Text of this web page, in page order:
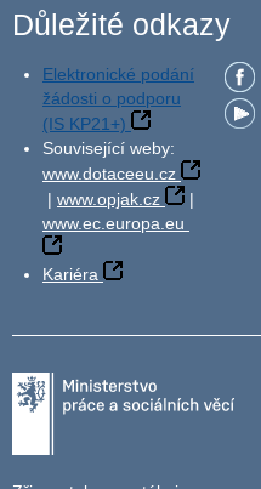
Důležité odkazy
Elektronické podání
žádosti o podporu
(IS KP21+)
Související weby:
www.dotaceeu.cz
| www.opjak.cz
|
www.ec.europa.eu
Kariéra